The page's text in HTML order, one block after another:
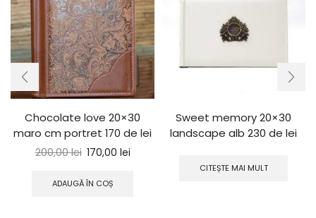
Chocolate love 20×30
maro cm portret 170 de lei
200,00lei 170,00 lei
ADAUGĂ ÎN COȘ
Sweet memory 20×30
landscape alb 230 de lei
CITEȘTE MAI MULT